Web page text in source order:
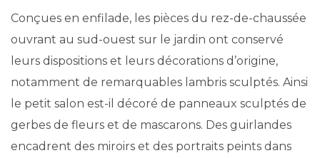
Conçues en enfilade, les pièces du rez-de-chaussée
ouvrant au sud-ouest sur le jardin ont conservé
leurs dispositions et leurs décorations d’origine,
notamment de remarquables lambris sculptés. Ainsi
le petit salon est-il décoré de panneaux sculptés de
gerbes de fleurs et de mascarons. Des guirlandes
encadrent des miroirs et des portraits peints dans